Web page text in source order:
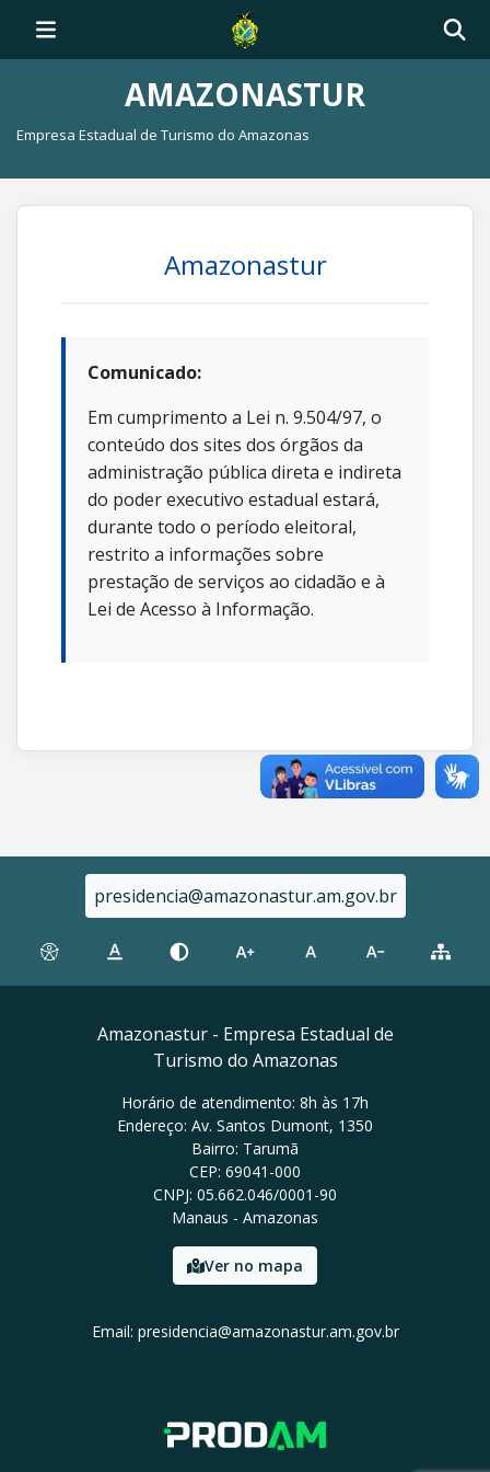
AMAZONASTUR
Empresa Estadual de Turismo do Amazonas
Amazonastur
Comunicado:
Em cumprimento a Lei n. 9.504/97, o
conteúdo dos sites dos órgãos da
administração pública direta e indireta
do poder executivo estadual estará,
durante todo o período eleitoral,
restrito a informações sobre
prestação de serviços ao cidadão e à
Lei de Acesso à Informação.
presidencia@amazonastur.am.gov.br
Amazonastur - Empresa Estadual de
Turismo do Amazonas
Horário de atendimento: 8h às 17h
Endereço: Av. Santos Dumont, 1350
Bairro: Tarumã
CEP: 69041-000
CNPJ: 05.662.046/0001-90
Manaus - Amazonas
Ver no mapa
Email: presidencia@amazonastur.am.gov.br